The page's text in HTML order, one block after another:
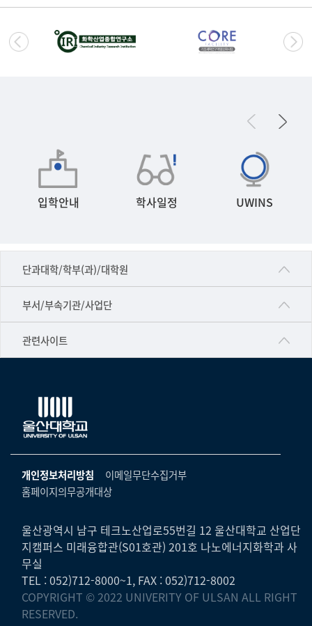
입학안내 학사일정 UWINS
단과대학/학부(과)/대학원
■인문대학
▷국어국문학부
▷일본어·일본학과
▷프랑스어·프랑스학과
▷스페인·중남미학과
▷철학·상담학과
■사회과학대학
▷사회과학부
ㆍ경제학전공
ㆍ행정학전공
ㆍ국제관계학전공
부서/부속기관/사업단
공동기기센터
공학교육혁신센터
국제교류처
기초과학연구소
물리BK 미래혁신응집물질물리인재교육연구단
미래기술혁신융합형인재양성센터
반구대암각화유적보존연구소
보육교사교육원
산학연협력선도대학육성사업(LINC3.0)사업단
관련사이트
건강가정지원센터
교수협의회
노동조합
생명윤리위원회
온라인 기술거래 플랫폼
울산대신문
울산대학교병원
캠퍼스안전관리
UCLASS
개인정보처리방침
이메일무단수집거부
홈페이지의무공개대상
울산광역시 남구 테크노산업로55번길 12 울산대학교 산업단
지캠퍼스 미래융합관(S01호관) 201호 나노에너지화학과 사
무실
TEL : 052)712-8000~1, FAX : 052)712-8002
COPYRIGHT © 2022 UNIVERITY OF ULSAN ALL RIGHT
RESERVED.